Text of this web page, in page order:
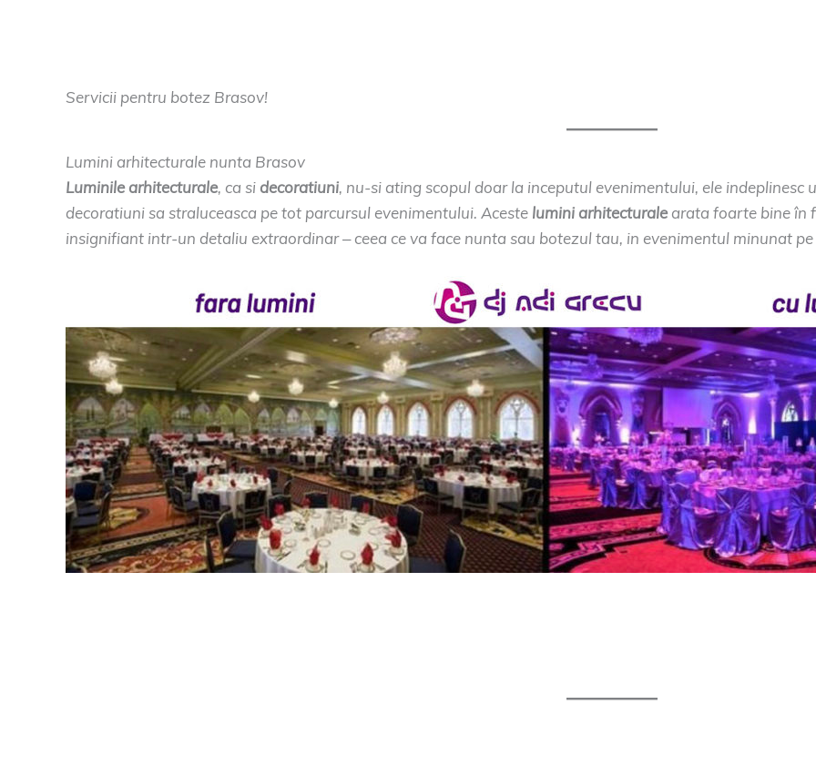
Servicii pentru botez Brasov!
Lumini arhitecturale nunta Brasov
Luminile arhitecturale, ca si decoratiuni, nu-si ating scopul doar la inceputul evenimentului, ele
decoratiuni sa straluceasca pe tot parcursul evenimentului. Aceste lumini arhitecturalearata foarte bine în
insignifiant intr-un detaliu extraordinar – ceea ce va face nunta sau botezul tau, in evenimentul minunat pe